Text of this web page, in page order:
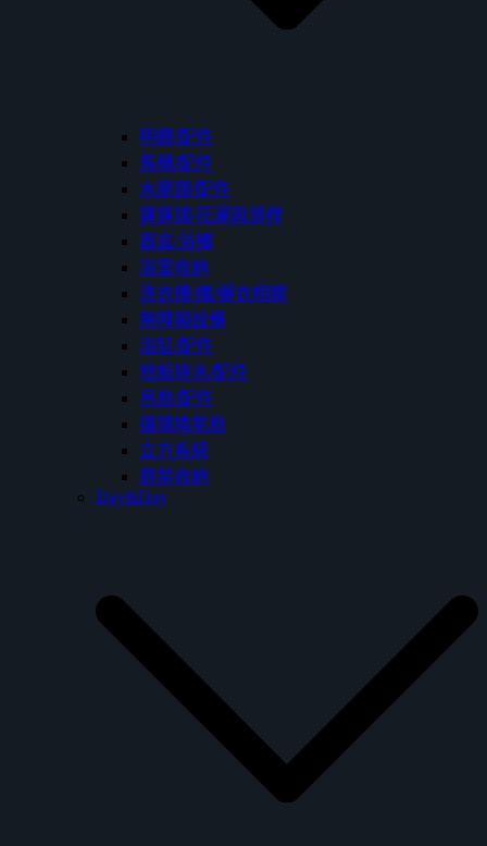
明鏡/配件
馬桶/配件
水龍頭/配件
蓮蓬頭/花灑與滑桿
面盆/浴櫃
浴室收納
洗衣槽/櫃/曬衣相關
無障礙設備
浴缸/配件
地板排水/配件
吊扇/配件
循環換氣扇
立方系統
廚房收納
Day&Day